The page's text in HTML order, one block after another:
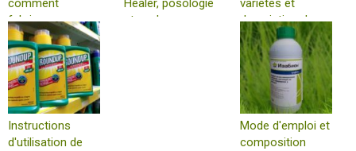
comment
fabriquer un
analogue à la
maison
Healer, posologie
et analogues
variétés et
description des
meilleurs
Instructions
d'utilisation de
Mode d'emploi et
composition